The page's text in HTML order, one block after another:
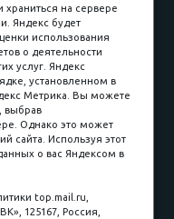
Контакты
16
храниться на сервере
Яндекс будет
использования
о деятельности
услуг. Яндекс
установленном в
Метрика. Вы можете
выбрав
Однако это может
сайта. Используя этот
о вас Яндексом в
top.mail.ru,
125167, Россия,